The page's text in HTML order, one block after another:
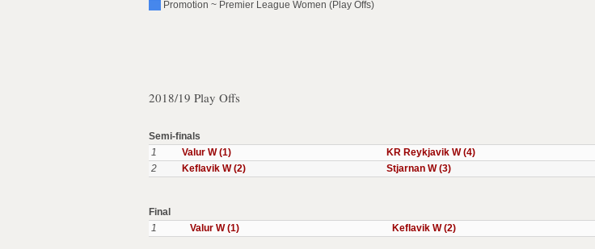
Promotion ~ Premier League Women (Play Offs)
2018/19 Play Offs
Semi-finals
1
Valur W (1) KR Reykjavik W (4)
2
Keflavik W (2) Stjarnan W (3)
Final
1
Valur W (1) Keflavik W (2)